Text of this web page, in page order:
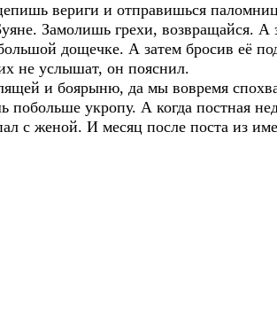
вериги и отправишься
Замолишь грехи, возвращайся. А
дощечке. А затем бросив её
не услышат, он пояснил.
и боярыню, да мы вовремя
укропу. А когда постная
с женой. И месяц после поста из